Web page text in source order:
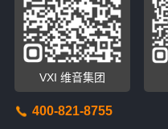
VXI 维音集团
400-821-8755